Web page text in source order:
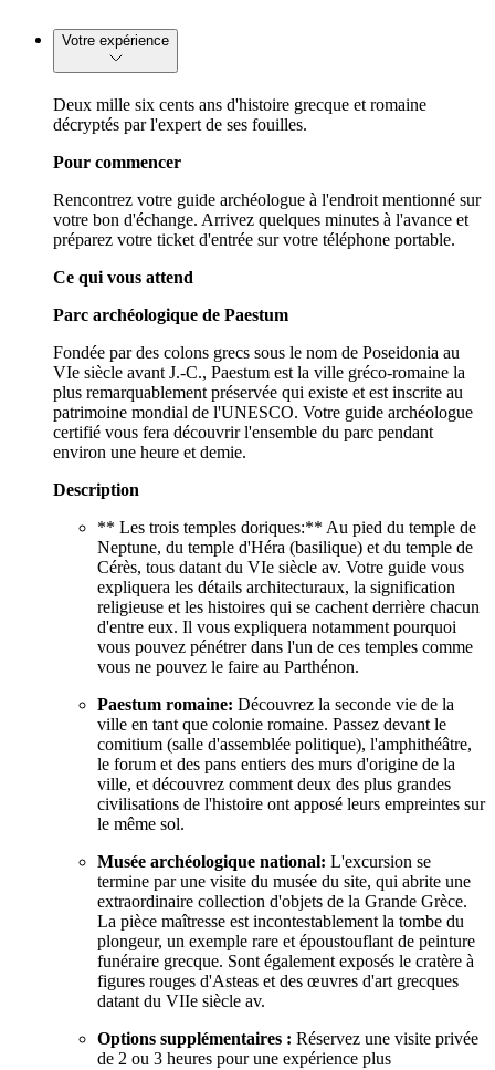
Votre expérience
Deux mille six cents ans d'histoire grecque et romaine
décryptés par l'expert de ses fouilles.
Pour commencer
Rencontrez votre guide archéologue à l'endroit mentionné sur
votre bon d'échange. Arrivez quelques minutes à l'avance et
préparez votre ticket d'entrée sur votre téléphone portable.
Ce qui vous attend
Parc archéologique de Paestum
Fondée par des colons grecs sous le nom de Poseidonia au
VIe siècle avant J.-C., Paestum est la ville gréco-romaine la
plus remarquablement préservée qui existe et est inscrite au
patrimoine mondial de l'UNESCO. Votre guide archéologue
certifié vous fera découvrir l'ensemble du parc pendant
environ une heure et demie.
Description
** Les trois temples doriques:** Au pied du temple de
Neptune, du temple d'Héra (basilique) et du temple de
Cérès, tous datant du VIe siècle av. Votre guide vous
expliquera les détails architecturaux, la signification
religieuse et les histoires qui se cachent derrière chacun
d'entre eux. Il vous expliquera notamment pourquoi
vous pouvez pénétrer dans l'un de ces temples comme
vous ne pouvez le faire au Parthénon.
Paestum romaine: Découvrez la seconde vie de la
ville en tant que colonie romaine. Passez devant le
comitium (salle d'assemblée politique), l'amphithéâtre,
le forum et des pans entiers des murs d'origine de la
ville, et découvrez comment deux des plus grandes
civilisations de l'histoire ont apposé leurs empreintes sur
le même sol.
Musée archéologique national: L'excursion se
termine par une visite du musée du site, qui abrite une
extraordinaire collection d'objets de la Grande Grèce.
La pièce maîtresse est incontestablement la tombe du
plongeur, un exemple rare et époustouflant de peinture
funéraire grecque. Sont également exposés le cratère à
figures rouges d'Asteas et des œuvres d'art grecques
datant du VIIe siècle av.
Options supplémentaires : Réservez une visite privée
de 2 ou 3 heures pour une expérience plus